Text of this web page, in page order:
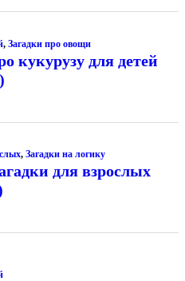
, Загадки про овощи
кукурузу для детей
, Загадки на логику
для взрослых